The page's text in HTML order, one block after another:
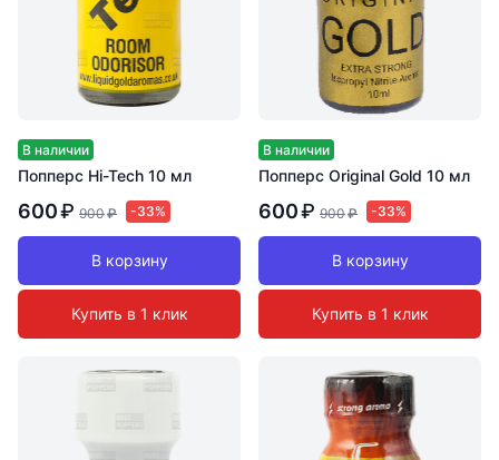
В наличии
Попперс Hi-Tech 10 мл
600₽ 900₽ -33%
В корзину
Купить в 1 клик
В наличии
Попперс Original Gold 10 мл
600₽ 900₽ -33%
В корзину
Купить в 1 клик